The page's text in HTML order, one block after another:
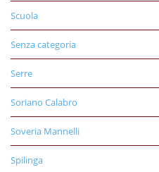
Scuola
Senza categoria
Serre
Soriano Calabro
Soveria Mannelli
Spilinga